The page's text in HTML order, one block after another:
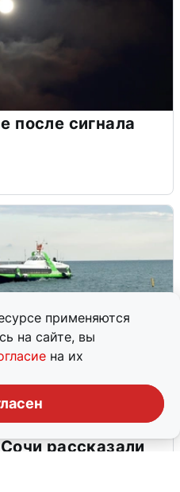
применяются
на сайте, вы
на их
после сигнала
рассказали